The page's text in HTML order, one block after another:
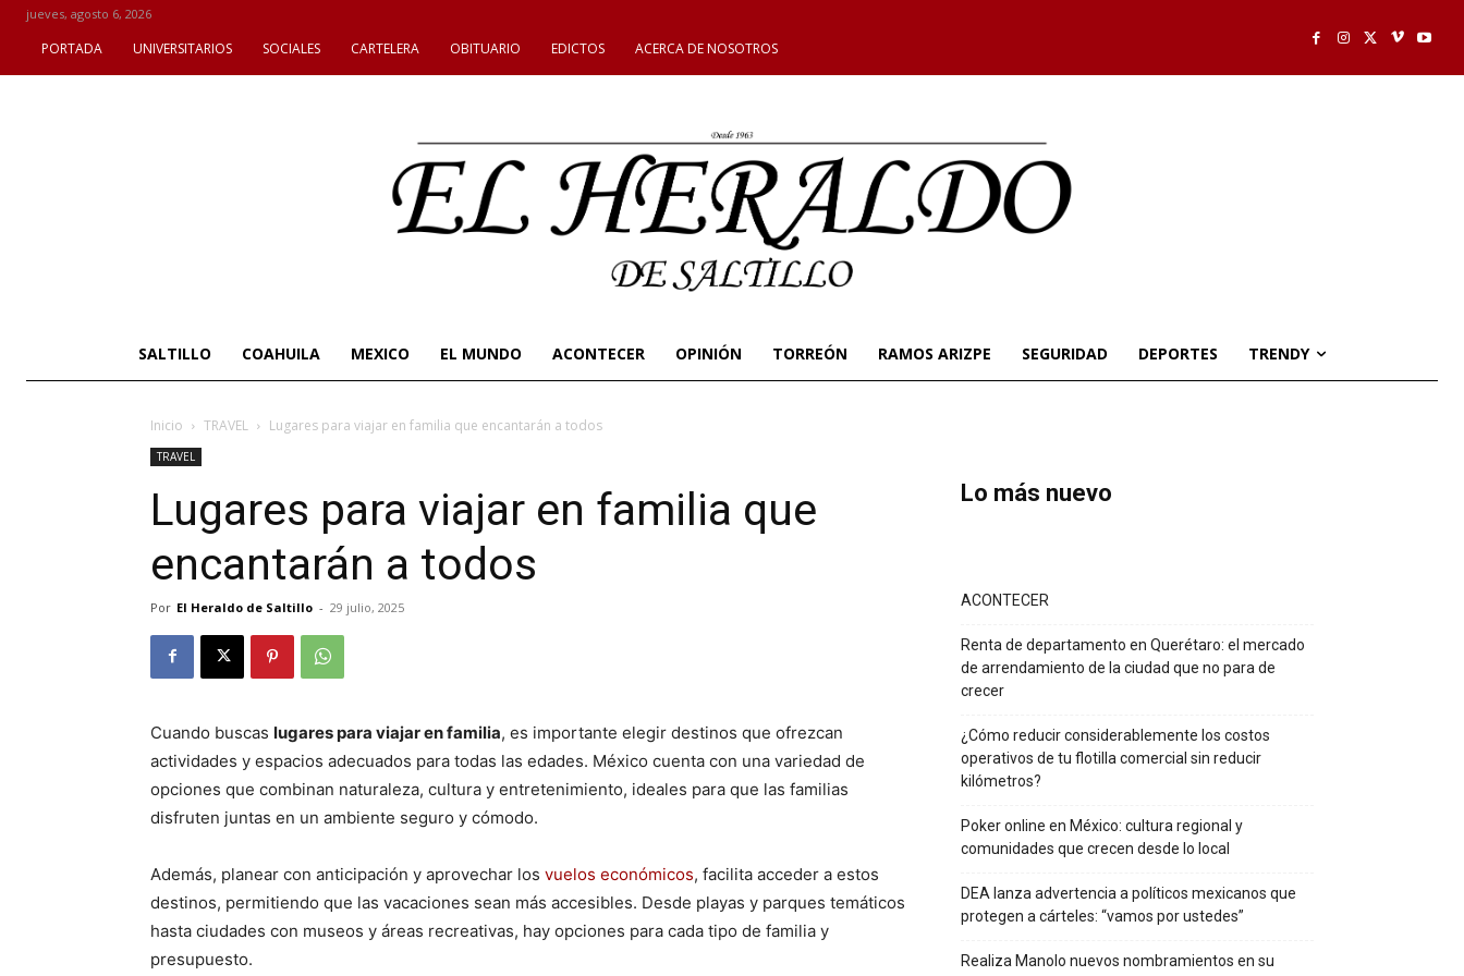
jueves, agosto 6, 2026
PORTADA UNIVERSITARIOS SOCIALES CARTELERA OBITUARIO EDICTOS ACERCA DE NOSOTROS
SALTILLO COAHUILA MEXICO EL MUNDO ACONTECER OPINIÓN TORREÓN RAMOS ARIZPE SEGURIDAD DEPORTES TRENDY
Inicio TRAVEL Lugares para viajar en familia que encantarán a todos
TRAVEL
Lugares para viajar en familia que
encantarán a todos
Por El Heraldo de Saltillo - 29 julio, 2025
Cuando buscas lugares para viajar en familia, es importante elegir destinos que ofrezcan
actividades y espacios adecuados para todas las edades. México cuenta con una variedad de
opciones que combinan naturaleza, cultura y entretenimiento, ideales para que las familias
disfruten juntas en un ambiente seguro y cómodo.
Además, planear con anticipación y aprovechar los vuelos económicos, facilita acceder a estos
destinos, permitiendo que las vacaciones sean más accesibles. Desde playas y parques temáticos
hasta ciudades con museos y áreas recreativas, hay opciones para cada tipo de familia y
presupuesto.
Lo más nuevo
ACONTECER
Renta de departamento en Querétaro: el mercado
de arrendamiento de la ciudad que no para de
crecer
¿Cómo reducir considerablemente los costos
operativos de tu flotilla comercial sin reducir
kilómetros?
Poker online en México: cultura regional y
comunidades que crecen desde lo local
DEA lanza advertencia a políticos mexicanos que
protegen a cárteles: “vamos por ustedes”
Realiza Manolo nuevos nombramientos en su